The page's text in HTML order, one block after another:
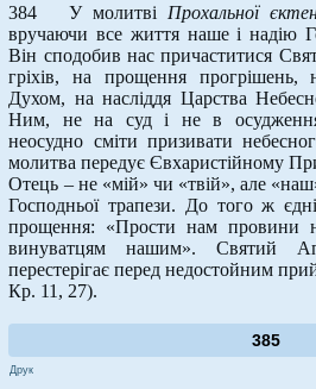
384 У молитві Прохальної
вручаючи все життя наше і надію
Він сподобив нас причаститися
гріхів, на прощення прогрішень,
Духом, на насліддя Царства
Ним, не на суд і не в
неосудно сміти призивати
молитва передує Євхаристійному
Отець – не «мій» чи «твій», але
Господньої трапези. До того ж
прощення: «Прости нам провини
винуватцям нашим». Святий
перестерігає перед недостойним
Кр. 11, 27).
385
Друк